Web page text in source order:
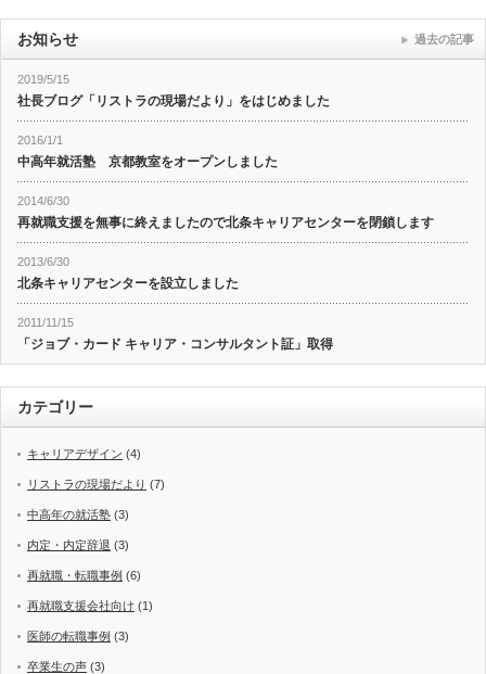
お知らせ
2019/5/15
社長ブログ「リストラの現場だより」をはじめました
2016/1/1
中高年就活塾 京都教室をオープンしました
2014/6/30
再就職支援を無事に終えましたので北条キャリアセンターを閉鎖します
2013/6/30
北条キャリアセンターを設立しました
2011/11/15
「ジョブ・カード キャリア・コンサルタント証」取得
過去の記事
カテゴリー
キャリアデザイン (4)
リストラの現場だより (7)
中高年の就活塾 (3)
内定・内定辞退 (3)
再就職・転職事例 (6)
再就職支援会社向け (1)
医師の転職事例 (3)
卒業生の声 (3)